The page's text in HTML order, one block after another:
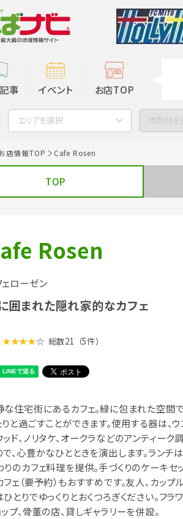
事 イベント お店TOP
エリアを選択 市町村を
店情報TOP Cafe Rosen
TOP
Rosen
ェローゼン
囲まれた隠れ家的なカフェ
★★★★☆ 総数21 （5件）
な住宅街にあるカフェ。緑に包まれた空間で
と過ごすことができます。使用する器は、
ッド、ノリタケ、オークラなどのアンティーク
で、心豊かなひとときを演出します。ランチ
りのカフェ料理を提供。手づくりのケーキセ
ェ（要予約）もおすすめです。友人、カップ
ひとりでゆっくりとおくつろぎください。フラ
プ、骨董の店、貸しギャラリーを併設。